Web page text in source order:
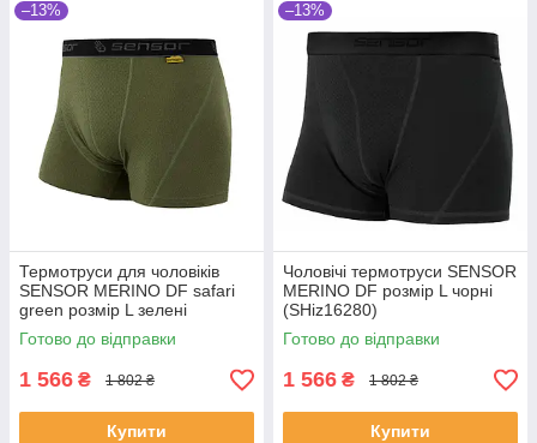
–13%
Термотруси для чоловіків
SENSOR MERINO DF safari
green розмір L зелені
(SHiz16287)
Готово до відправки
1 566 ₴ 1 802 ₴
Купити
–13%
Чоловічі термотруси SENSOR
MERINO DF розмір L чорні
(SHiz16280)
Готово до відправки
1 566 ₴ 1 802 ₴
Купити